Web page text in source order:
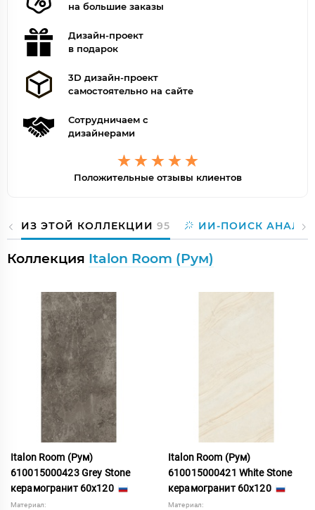
на большие заказы
Дизайн-проект
в подарок
3D дизайн-проект
самостоятельно на сайте
Сотрудничаем с
дизайнерами
Положительные отзывы клиентов
ИЗ ЭТОЙ КОЛЛЕКЦИИ 95 ИИ-ПОИСК
Коллекция Italon Room (Рум)
Italon Room (Рум)
610015000423 Grey Stone
керамогранит 60x120
Материал:
Italon Room (Рум)
610015000421 White Stone
керамогранит 60x120
Материал: